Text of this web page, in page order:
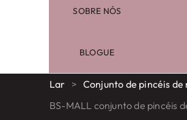
SOBRE NÓS
BLOGUE
Lar > Conjunto de pincéis de
BS-MALL conjunto de pincéis